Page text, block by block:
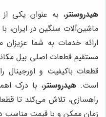
هیدروسنتر، به عنوان یکی از
ماشین‌آلات سنگین در ایران،
ارائه خدمات به شما عزیزان
مستقیم قطعات اصلی بیل
قطعات باکیفیت و اورجینال
است. هیدروسنتر، با درک
راهسازی، تلاش می‌کند تا
زمان ممکن و با قیمت مناسب